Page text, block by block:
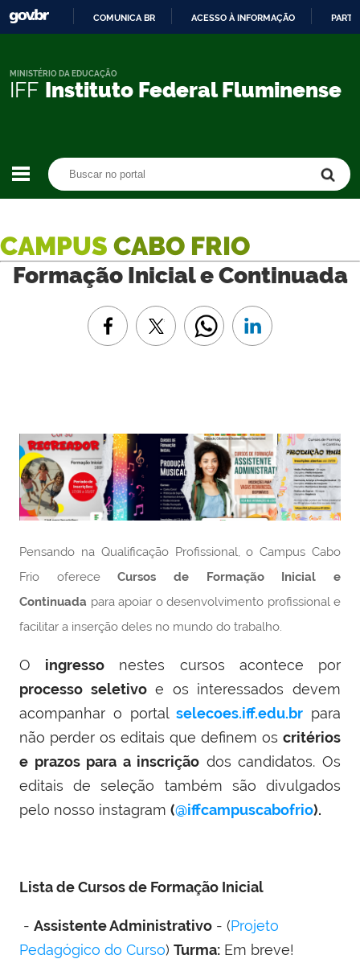
CONTEÚDO
COMUNICA BR ACESSO À INFORMAÇÃO
IFF Instituto Federal Fluminense
MINISTÉRIO DA EDUCAÇÃO
CAMPUS CABO FRIO
Formação Inicial e Continuada
Pensando na Qualificação Profissional, o Campus Cabo
Frio ofereceCursos de Formação Inicial e
Continuada para apoiar o desenvolvimento profissional e
facilitar a inserção deles no mundo do trabalho.
O ingresso nestes cursos acontece por
processo seletivoe os interessados devem
acompanhar o portalselecoes.iff.edu.br para
não perder os editais que definem os critérios
e prazos para a inscrição dos candidatos. Os
editais de seleção também são divulgados
pelo nosso instagram (@iffcampuscabofrio).
Lista de Cursos de Formação Inicial
- Assistente Administrativo - (Projeto
Pedagógico do Curso) Turma: Em breve!